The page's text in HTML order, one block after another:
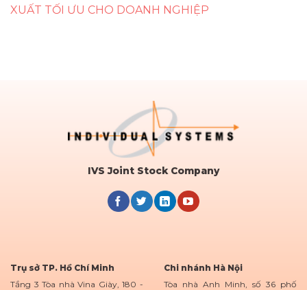
XUẤT TỐI ƯU CHO DOANH NGHIỆP
IVS Joint Stock Company
Trụ sở TP. Hồ Chí Minh
Tầng 3 Tòa nhà Vina Giày, 180 -
Chi nhánh Hà Nội
Tòa nhà Anh Minh, số 36 phố